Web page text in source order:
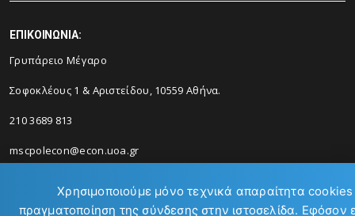
ΕΠΙΚΟΙΝΩΝΙΑ:
Γρυπάρειο Μέγαρο
Σοφοκλέους 1 & Αριστείδου, 10559 Αθήνα.
210 3689 813
mscpolecon@econ.uoa.gr
Χρησιμοποιούμε μόνο τεχνικά απαραίτητα cookies
πραγματοποίηση της σύνδεσης στην ιστοσελίδα. Εφόσον